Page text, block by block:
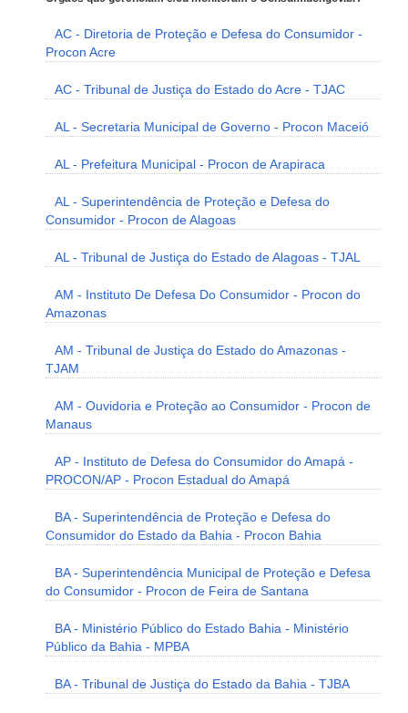
AC - Diretoria de Proteção e Defesa do Consumidor -
Procon Acre
AC - Tribunal de Justiça do Estado do Acre - TJAC
AL - Secretaria Municipal de Governo - Procon Maceió
AL - Prefeitura Municipal - Procon de Arapiraca
AL - Superintendência de Proteção e Defesa do
Consumidor - Procon de Alagoas
AL - Tribunal de Justiça do Estado de Alagoas - TJAL
AM - Instituto De Defesa Do Consumidor - Procon do
Amazonas
AM - Tribunal de Justiça do Estado do Amazonas -
TJAM
AM - Ouvidoria e Proteção ao Consumidor - Procon de
Manaus
AP - Instituto de Defesa do Consumidor do Amapá -
PROCON/AP - Procon Estadual do Amapá
BA - Superintendência de Proteção e Defesa do
Consumidor do Estado da Bahia - Procon Bahia
BA - Superintendência Municipal de Proteção e Defesa
do Consumidor - Procon de Feira de Santana
BA - Ministério Público do Estado Bahia - Ministério
Público da Bahia - MPBA
BA - Tribunal de Justiça do Estado da Bahia - TJBA